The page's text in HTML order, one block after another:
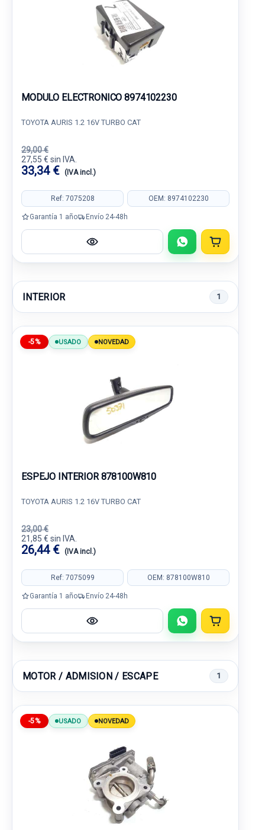
MODULO ELECTRONICO 8974102230
TOYOTA AURIS 1.2 16V TURBO CAT
29,00 €
27,55 € sin IVA.
33,34 € (IVA incl.)
Ref: 7075208 OEM: 8974102230
Garantía 1 año Envío 24-48h
INTERIOR 1
-5% USADO NOVEDAD
ESPEJO INTERIOR 878100W810
TOYOTA AURIS 1.2 16V TURBO CAT
23,00 €
21,85 € sin IVA.
26,44 € (IVA incl.)
Ref: 7075099 OEM: 878100W810
Garantía 1 año Envío 24-48h
MOTOR / ADMISION / ESCAPE 1
-5% USADO NOVEDAD